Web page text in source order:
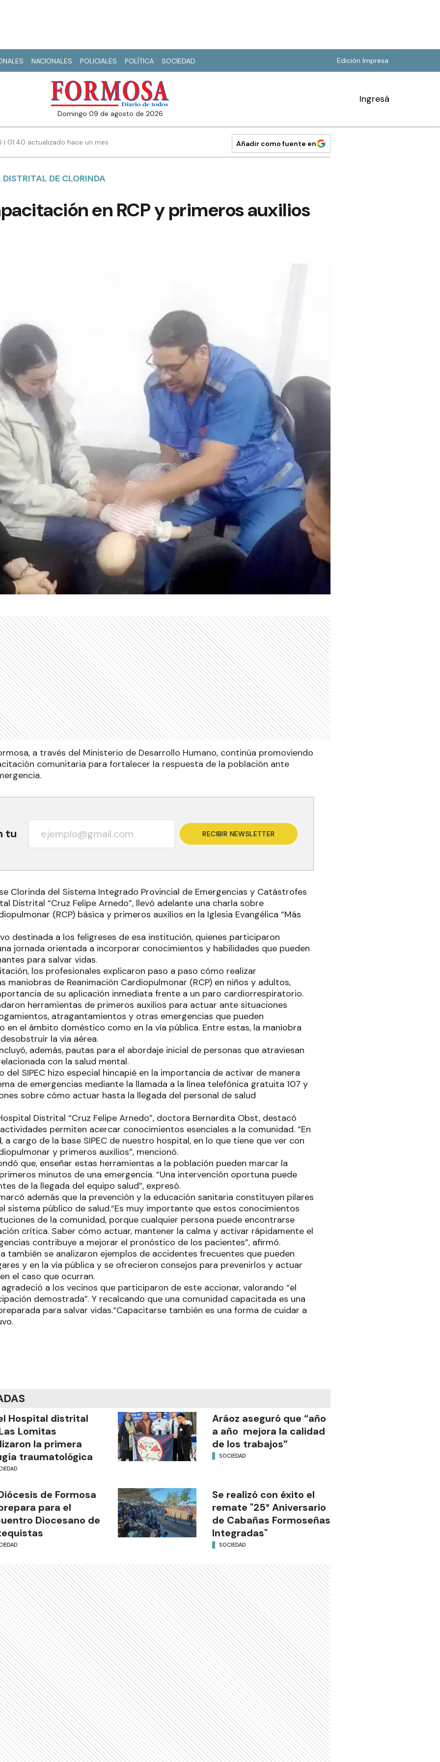
NACIONALES POLICIALES POLÍTICA SOCIEDAD Edición Impresa
domingo 09 de agosto de 2026
Ingresá
| 01:40 actualizado hace un mes Añadir como fuente en
DE CLORINDA
en RCP y primeros auxilios
a través del Ministerio de Desarrollo Humano, continúa promoviendo
comunitaria para fortalecer la respuesta de la población ante
tu RECIBIR NEWSLETTER
Clorinda del Sistema Integrado Provincial de Emergencias y Catástrofes
Distrital “Cruz Felipe Arnedo”, llevó adelante una charla sobre
(RCP) básica y primeros auxilios en la Iglesia Evangélica “Más
destinada a los feligreses de esa institución, quienes participaron
jornada orientada a incorporar conocimientos y habilidades que pueden
para salvar vidas.
los profesionales explicaron paso a paso cómo realizar
maniobras de Reanimación Cardiopulmonar (RCP) en niños y adultos,
de su aplicación inmediata frente a un paro cardiorrespiratorio.
herramientas de primeros auxilios para actuar ante situaciones
atragantamientos y otras emergencias que pueden
en el ámbito doméstico como en la vía pública. Entre estas, la maniobra
la vía aérea.
además, pautas para el abordaje inicial de personas que atraviesan
con la salud mental.
del SIPEC hizo especial hincapié en la importancia de activar de manera
de emergencias mediante la llamada a la línea telefónica gratuita 107 y
sobre cómo actuar hasta la llegada del personal de salud
Distrital “Cruz Felipe Arnedo”, doctora Bernardita Obst, destacó
permiten acercar conocimientos esenciales a la comunidad. “En
cargo de la base SIPEC de nuestro hospital, en lo que tiene que ver con
y primeros auxilios”, mencionó.
que, enseñar estas herramientas a la población pueden marcar la
minutos de una emergencia. “Una intervención oportuna puede
de la llegada del equipo salud”, expresó.
además que la prevención y la educación sanitaria constituyen pilares
sistema público de salud.“Es muy importante que estos conocimientos
de la comunidad, porque cualquier persona puede encontrarse
crítica. Saber cómo actuar, mantener la calma y activar rápidamente el
contribuye a mejorar el pronóstico de los pacientes”, afirmó.
también se analizaron ejemplos de accidentes frecuentes que pueden
y en la vía pública y se ofrecieron consejos para prevenirlos y actuar
el caso que ocurran.
a los vecinos que participaron de este accionar, valorando “el
demostrada”. Y recalcando que una comunidad capacitada es una
para salvar vidas.“Capacitarse también es una forma de cuidar a
Hospital distrital
Lomitas
la primera
traumatológica
Aráoz aseguró que “año
a año mejora la calidad
de los trabajos”
SOCIEDAD
de Formosa
para el
Diocesano de
Se realizó con éxito el
remate "25° Aniversario
de Cabañas Formoseñas
Integradas"
SOCIEDAD